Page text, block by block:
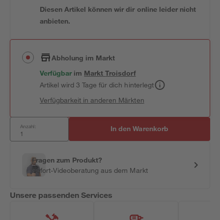
Diesen Artikel können wir dir online leider nicht
anbieten.
Abholung im Markt
Verfügbar im MarktTroisdorf
Artikel wird 3 Tage für dich hinterlegt
Verfügbarkeit in anderen Märkten
Anzahl: In den Warenkorb
Fragen zum Produkt?
Sofort-Videoberatung aus dem Markt
Unsere passenden Services